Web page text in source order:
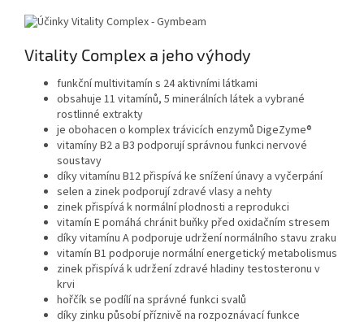
Vitality Complex a jeho výhody
funkční multivitamín s 24 aktivními látkami
obsahuje 11 vitamínů, 5 minerálních látek a vybrané
rostlinné extrakty
je obohacen o komplex trávicích enzymů DigeZyme®
vitamíny B2 a B3 podporují správnou funkci nervové
soustavy
díky vitamínu B12 přispívá ke snížení únavy a vyčerpání
selen a zinek podporují zdravé vlasy a nehty
zinek přispívá k normální plodnosti a reprodukci
vitamín E pomáhá chránit buňky před oxidačním stresem
díky vitamínu Apodporuje udržení normálního stavu zraku
vitamín B1 podporuje normální energetický metabolismus
zinek přispívá k udržení zdravé hladiny testosteronu v
krvi
hořčík se podílí na správné funkci svalů
díky zinku působí příznivě na rozpoznávací funkce